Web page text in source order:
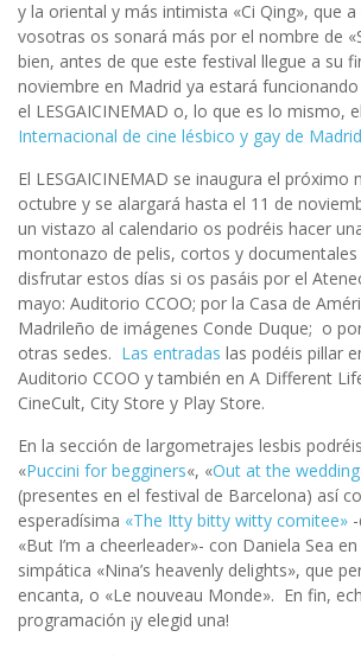
y la oriental y más intimista «Ci Qing», que
vosotras os sonará más por el nombre de
bien, antes de que este festival llegue a su
noviembre en Madrid ya estará
el LESGAICINEMAD o, lo que es lo mismo, el
Internacional de cine lésbico y gay de
El LESGAICINEMAD se inaugura el próximo
octubre y se alargará hasta el 11 de
un vistazo al calendario os podréis hacer
montonazo de pelis, cortos y
disfrutar estos días si os pasáis por el
mayo: Auditorio CCOO; por la Casa de
Madrileño de imágenes Conde Duque; o
otras sedes. Las entradas las podéis pillar
Auditorio CCOO y también en A Different
CineCult, City Store y Play Store.
En la sección de largometrajes lesbis
«Puccini for begginers«, «Out at the wedding
(presentes en el festival de Barcelona) así
esperadísima «The Itty bitty witty comitee»
«But I’m a cheerleader»- con Daniela Sea
simpática «Nina’s heavenly delights», que
encanta, o «Le nouveau Monde». En fin,
programación ¡y elegid una!